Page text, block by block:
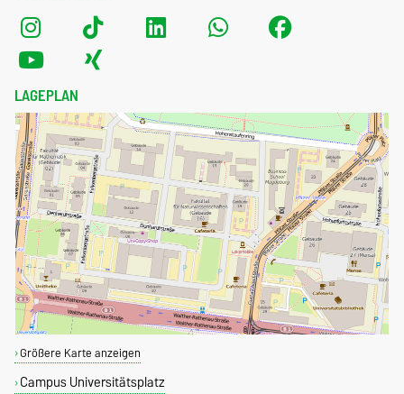
LAGEPLAN
Größere Karte anzeigen
Campus Universitätsplatz